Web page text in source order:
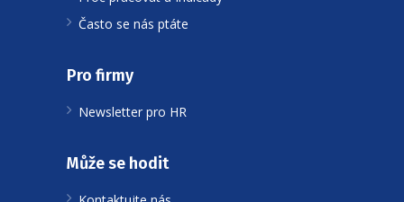
Často se nás ptáte
Pro firmy
Newsletter pro HR
Může se hodit